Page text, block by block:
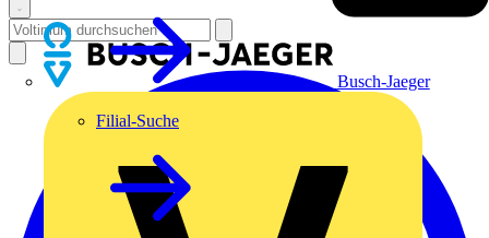
Busch-Jaeger
Filial-Suche